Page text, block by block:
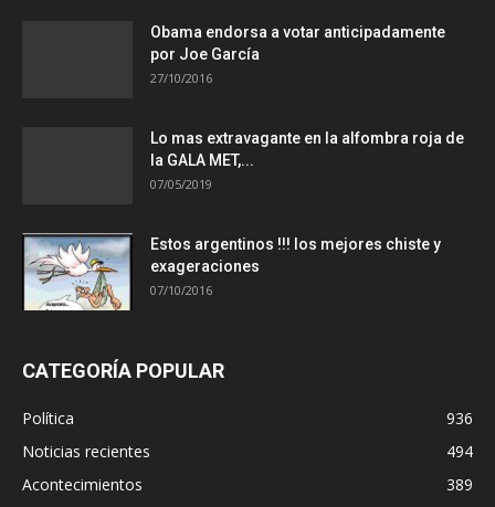
Obama endorsa a votar anticipadamente
por Joe García
27/10/2016
Lo mas extravagante en la alfombra roja de
la GALA MET,...
07/05/2019
Estos argentinos !!! los mejores chiste y
exageraciones
07/10/2016
CATEGORÍA POPULAR
Política
936
Noticias recientes
494
Acontecimientos
389